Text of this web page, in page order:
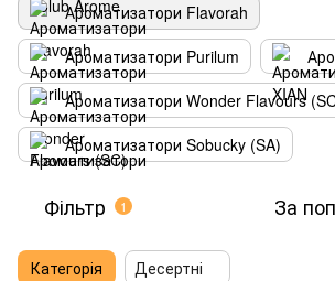
Ароматизатори Flavorah
Ароматизатори Purilum
Ароматизатори Wonder Flavours
Ароматизатори Sobucky (SA)
Фільтр 1 За
Категорія Десертні